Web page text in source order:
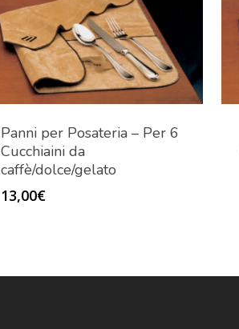
Panni per Posateria – Per 6
Cucchiaini da
caffè/dolce/gelato
13,00€